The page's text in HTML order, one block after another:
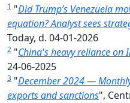
1 "Did Trump’s Venezuela
equation? Analyst sees
Today, d. 04-01-2026
2 "China's heavy reliance
24-06-2025
3 "December 2024 —
exports and sanctions",